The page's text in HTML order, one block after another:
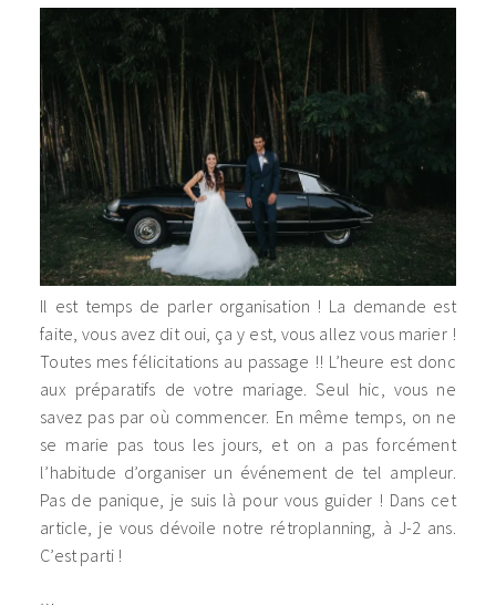
Il est temps de parler organisation ! La demande est
faite, vous avez dit oui, ça y est, vous allez vous marier !
Toutes mes félicitations au passage !! L’heure est donc
aux préparatifs de votre mariage. Seul hic, vous ne
savez pas par où commencer. En même temps, on ne
se marie pas tous les jours, et on a pas forcément
l’habitude d’organiser un événement de tel ampleur.
Pas de panique, je suis là pour vous guider ! Dans cet
article, je vous dévoile notre rétroplanning, à J-2 ans.
C’est parti !
…